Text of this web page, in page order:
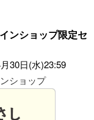
ンショップ限定セ
30日(水)23:59
ショップ